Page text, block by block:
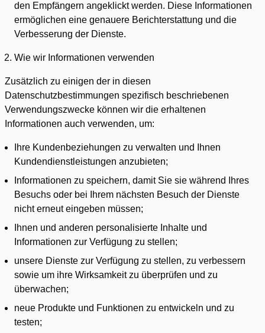
den Empfängern angeklickt werden. Diese Informationen
ermöglichen eine genauere Berichterstattung und die
Verbesserung der Dienste.
Wie wir Informationen verwenden
Zusätzlich zu einigen der in diesen
Datenschutzbestimmungen spezifisch beschriebenen
Verwendungszwecke können wir die erhaltenen
Informationen auch verwenden, um:
Ihre Kundenbeziehungen zu verwalten und Ihnen
Kundendienstleistungen anzubieten;
Informationen zu speichern, damit Sie sie während Ihres
Besuchs oder bei Ihrem nächsten Besuch der Dienste
nicht erneut eingeben müssen;
Ihnen und anderen personalisierte Inhalte und
Informationen zur Verfügung zu stellen;
unsere Dienste zur Verfügung zu stellen, zu verbessern
sowie um ihre Wirksamkeit zu überprüfen und zu
überwachen;
neue Produkte und Funktionen zu entwickeln und zu
testen;